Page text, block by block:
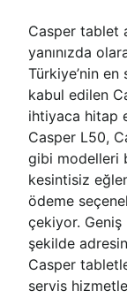
Casper tablet
yanınızda
Türkiye’nin
kabul edilen
ihtiyaca hitap
Casper L50,
gibi modelleri
kesintisiz
ödeme
çekiyor. Geniş
şekilde
Casper
servis